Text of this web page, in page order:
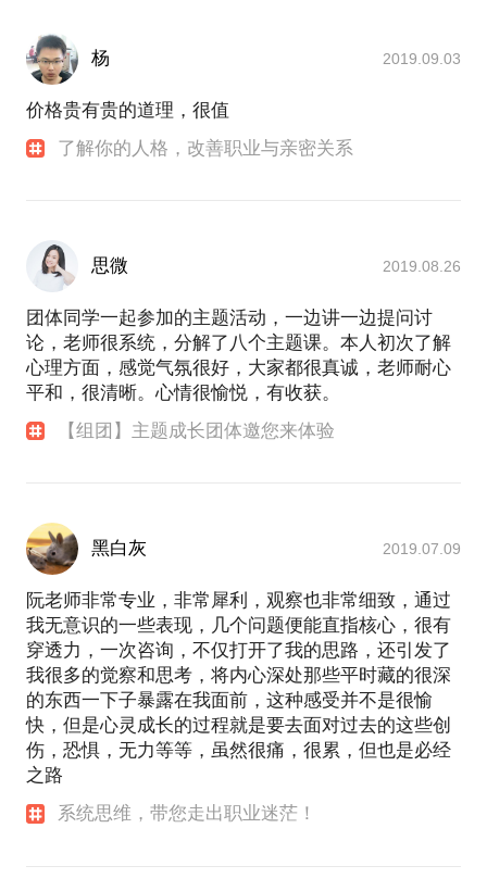
杨 2019.09.03
价格贵有贵的道理，很值
了解你的人格，改善职业与亲密关系
思微 2019.08.26
团体同学一起参加的主题活动，一边讲一边提问讨
论，老师很系统，分解了八个主题课。本人初次了解
心理方面，感觉气氛很好，大家都很真诚，老师耐心
平和，很清晰。心情很愉悦，有收获。
【组团】主题成长团体邀您来体验
黑白灰 2019.07.09
阮老师非常专业，非常犀利，观察也非常细致，通过
我无意识的一些表现，几个问题便能直指核心，很有
穿透力，一次咨询，不仅打开了我的思路，还引发了
我很多的觉察和思考，将内心深处那些平时藏的很深
的东西一下子暴露在我面前，这种感受并不是很愉
快，但是心灵成长的过程就是要去面对过去的这些创
伤，恐惧，无力等等，虽然很痛，很累，但也是必经
之路
系统思维，带您走出职业迷茫！